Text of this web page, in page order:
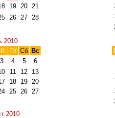
19 20 21
26 27 28
2010
Пт Сб Вс
3 4 5
6
11 12
13
18 19 20
25 26 27
2010